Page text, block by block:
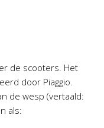
de scooters. Het
door Piaggio.
de wesp (vertaald:
als: